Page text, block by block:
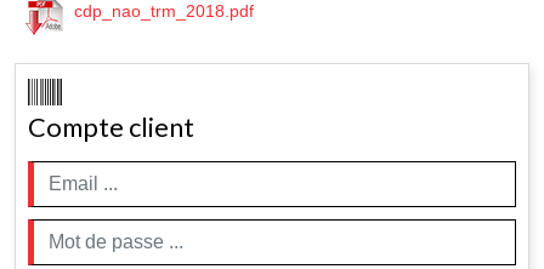
cdp_nao_trm_2018.pdf
Compte client